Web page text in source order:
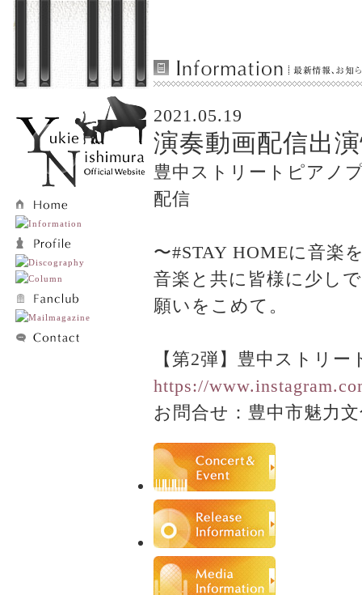
2021.05.19
演奏動画配信出
豊中ストリートピアノ
配信
〜#STAY HOMEに音楽
音楽と共に皆様に少し
願いをこめて。
【第2弾】豊中ストリ
https://
お問合せ：豊中市魅力